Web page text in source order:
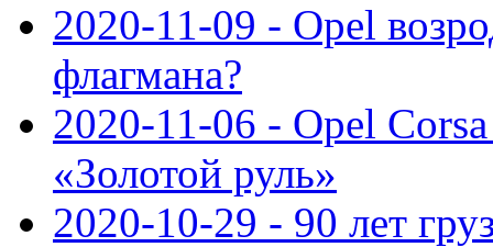
2020-11-09 - Opel
флагмана?
2020-11-06 - Opel
«Золотой руль»
2020-10-29 - 90 лет